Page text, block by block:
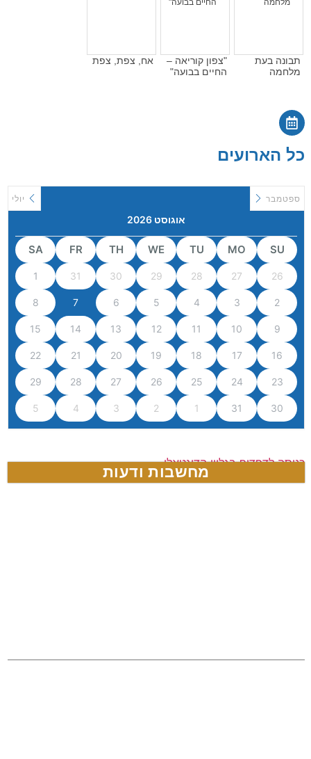
תבונה בעת
מלחמה
"צפון קוריאה –
החיים בבועה"
אח, צפת, צפת
כל הארועים
יולי
אוגוסט 2026
ספטמבר
SU
MO
TU
WE
TH
FR
SA
26
27
28
29
30
31
1
2
3
4
5
6
7
8
9
10
11
12
13
14
15
16
17
18
19
20
21
22
23
24
25
26
27
28
29
30
31
1
2
3
4
5
כניסה לדפדוף בגליון הדיגטאלי
מחשבות ודעות